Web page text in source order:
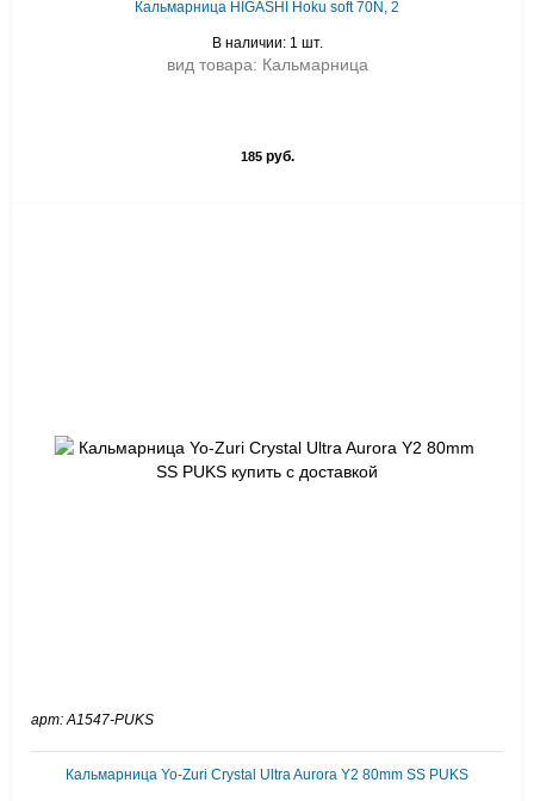
Кальмарница HIGASHI Hoku soft 70N, 2
В наличии: 1 шт.
вид товара: Кальмарница
185руб.
арт: A1547-PUKS
Кальмарница Yo-Zuri Crystal Ultra Aurora Y2 80mm SS PUKS